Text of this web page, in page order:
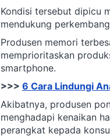
Kondisi tersebut dipicu
mendukung
Produsen memori
memprioritaskan
smartphone.
>>> 6 Cara Lindungi
Akibatnya, produsen
menghadapi kenaikan
perangkat kepada